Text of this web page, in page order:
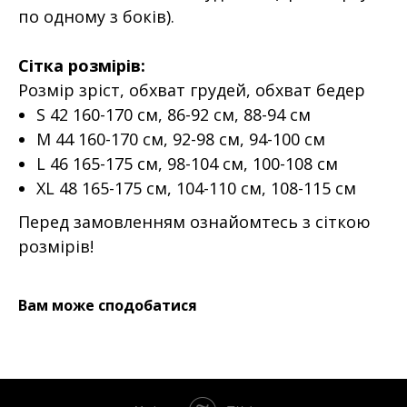
по одному з боків).
Сітка розмірів:
Розмір зріст, обхват грудей, обхват бедер
S 42 160-170 см, 86-92 см, 88-94 см
M 44 160-170 см, 92-98 см, 94-100 см
L 46 165-175 см, 98-104 см, 100-108 см
XL 48 165-175 см, 104-110 см, 108-115 см
Перед замовленням ознайомтесь з сіткою
розмірів!
Вам може сподобатися